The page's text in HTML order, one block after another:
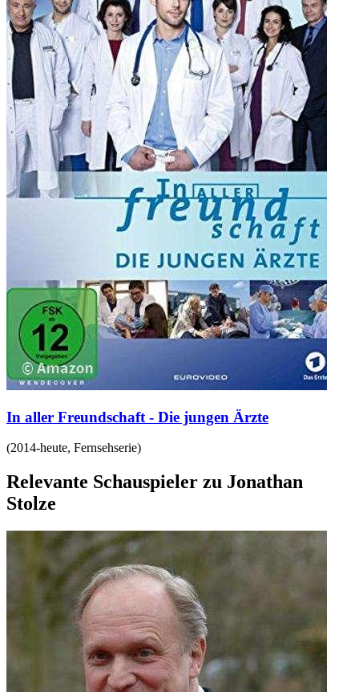
In aller Freundschaft - Die jungen Ärzte
(2014-heute, Fernsehserie)
Relevante Schauspieler zu Jonathan
Stolze